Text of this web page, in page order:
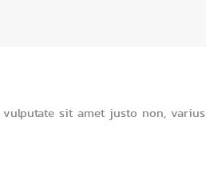
vulputate sit amet justo non, varius